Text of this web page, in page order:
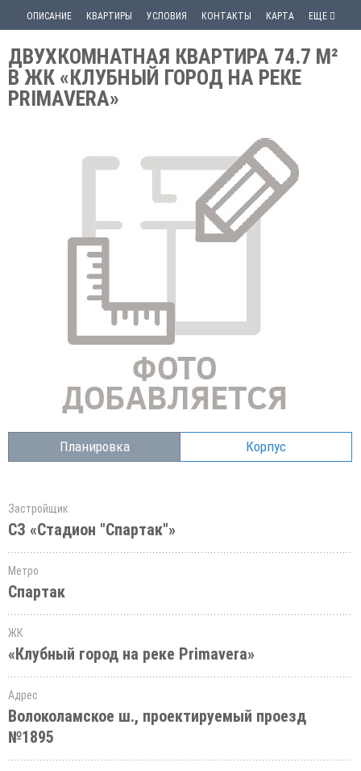
ОПИСАНИЕ КВАРТИРЫ УСЛОВИЯ КОНТАКТЫ КАРТА ЕЩЕ
ДВУХКОМНАТНАЯ КВАРТИРА 74.7 М²
В ЖК «КЛУБНЫЙ ГОРОД НА РЕКЕ
PRIMAVERA»
Планировка Корпус
Застройщик
СЗ «Стадион "Спартак"»
Метро
Спартак
ЖК
«Клубный город на реке Primavera»
Адрес
Волоколамское ш., проектируемый проезд
№1895